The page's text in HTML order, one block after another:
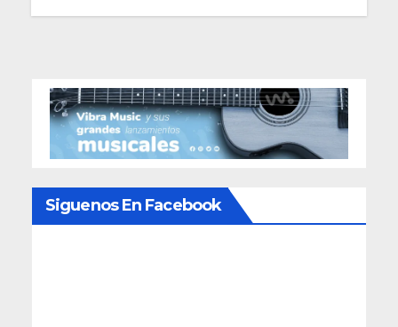
de
Siguenos En Facebook